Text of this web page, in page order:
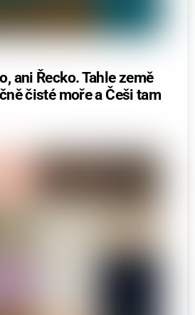
ani Řecko. Tahle země
čisté moře a Češi tam